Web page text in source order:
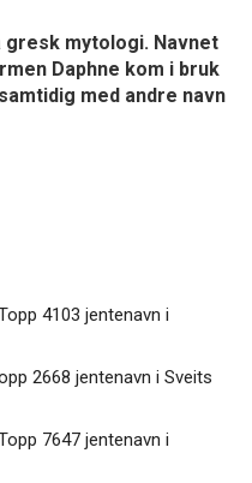
gresk mytologi. Navnet
Daphne kom i bruk
med andre navn
4103 jentenavn i
2668 jentenavn i Sveits
7647 jentenavn i